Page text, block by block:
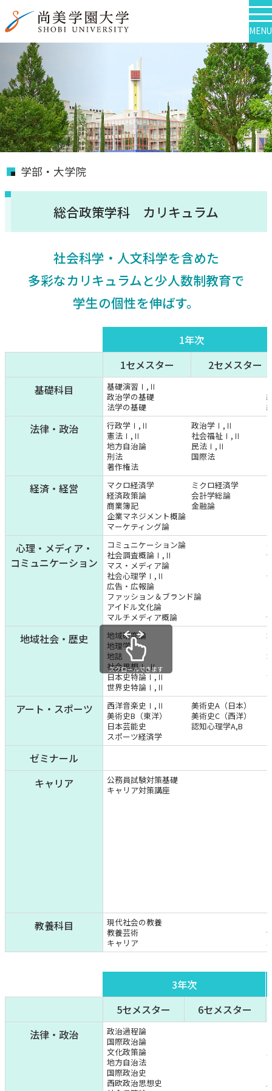
MENU
学部・大学院
総合政策学科 カリキュラム
社会科学・人文科学を含めた
多彩なカリキュラムと少人数制教育で
学生の個性を伸ばす。
1年次
1セメスター
2セメスター
基礎科目
基礎演習Ⅰ,Ⅱ
政治学の基礎
法学の基礎
法律・政治 行政学Ⅰ,Ⅱ
政治学Ⅰ,Ⅱ
憲法Ⅰ,Ⅱ
社会福祉Ⅰ,Ⅱ
地方自治論
民法Ⅰ,Ⅱ
刑法
国際法
著作権法
経済・経営 マクロ経済学
ミクロ経済学
経済政策論
会計学総論
商業簿記
金融論
企業マネジメント概論
マーケティング論
心理・メディア・
コミュニケーション
コミュニケーション論
社会調査概論Ⅰ,Ⅱ
マス・メディア論
社会心理学Ⅰ,Ⅱ
広告・広報論
ファッション＆ブランド論
アイドル文化論
マルチメディア概論
地域社会・歴史 地域研究論
地理学
地誌
社会思想Ⅰ,Ⅱ
日本史特論Ⅰ,Ⅱ
世界史特論Ⅰ,Ⅱ
アート・スポーツ 西洋音楽史Ⅰ,Ⅱ
美術史A（日本）
美術史B（東洋）
美術史C（西洋）
日本芸能史
認知心理学A,B
スポーツ経済学
ゼミナール
キャリア
公務員試験対策基礎
キャリア対策講座
教養科目 現代社会の教養
教養芸術
キャリア
スクロールできます
3年次
5セメスター
6セメスター
法律・政治
政治過程論
国際政治論
文化政策論
地方自治法
国際政治史
西欧政治思想史